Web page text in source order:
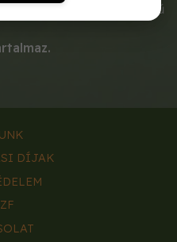
termeszthető, kis igényű
DÍJAK